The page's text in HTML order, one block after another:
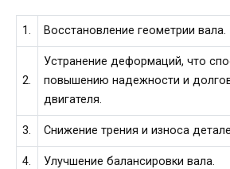
1. Восстановление геометрии вала.
2.
Устранение деформаций, что
повышению надежности и
двигателя.
3. Снижение трения и износа
4. Улучшение балансировки вала.